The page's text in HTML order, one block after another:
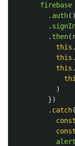
firebase
. auth()
.
. then(
this .
this .
this .
)
})
. catch(
const
const
alert